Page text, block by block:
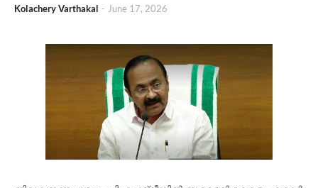
Kolachery Varthakal - June 17, 2026